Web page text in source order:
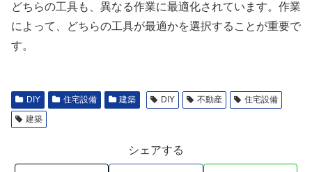
どちらの工具も、異なる作業に最適化されています。作業
によって、どちらの工具が最適かを選択することが重要で
す。
DIY 住宅設備 建築 DIY 不動産
住宅設備
建築
シェアする